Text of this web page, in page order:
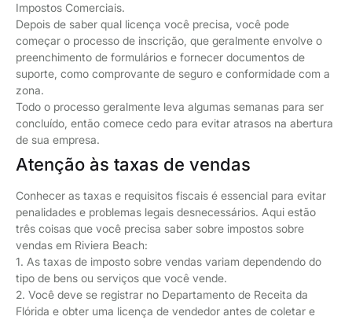
Impostos Comerciais.
Depois de saber qual licença você precisa, você pode
começar o processo de inscrição, que geralmente envolve o
preenchimento de formulários e fornecer documentos de
suporte, como comprovante de seguro e conformidade com a
zona.
Todo o processo geralmente leva algumas semanas para ser
concluído, então comece cedo para evitar atrasos na abertura
de sua empresa.
Atenção às taxas de vendas
Conhecer as taxas e requisitos fiscais é essencial para evitar
penalidades e problemas legais desnecessários. Aqui estão
três coisas que você precisa saber sobre impostos sobre
vendas em Riviera Beach:
1. As taxas de imposto sobre vendas variam dependendo do
tipo de bens ou serviços que você vende.
2. Você deve se registrar no Departamento de Receita da
Flórida e obter uma licença de vendedor antes de coletar e